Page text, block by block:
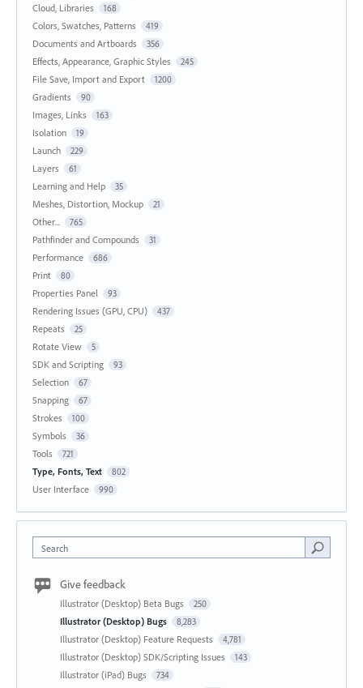
Cloud, Libraries 168
Colors, Swatches, Patterns 419
Documents and Artboards 356
Effects, Appearance, Graphic Styles 245
File Save, Import and Export 1200
Gradients 90
Images, Links 163
Isolation 19
Launch 229
Layers 61
Learning and Help 35
Meshes, Distortion, Mockup 21
Other... 765
Pathfinder and Compounds 31
Performance 686
Print 80
Properties Panel 93
Rendering Issues (GPU, CPU) 437
Repeats 25
Rotate View 5
SDK and Scripting 93
Selection 67
Snapping 67
Strokes 100
Symbols 36
Tools 721
Type, Fonts, Text 802
User Interface 990
Search
Give feedback
Illustrator (Desktop) Beta Bugs 250
Illustrator (Desktop) Bugs 8,283
Illustrator (Desktop) Feature Requests 4,781
Illustrator (Desktop) SDK/Scripting Issues 143
Illustrator (iPad) Bugs 734